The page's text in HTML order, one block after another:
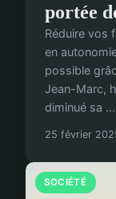
portée
Réduire vos
en
possible
Jean-Marc,
diminué sa ...
25 février
SOCIÉTÉ